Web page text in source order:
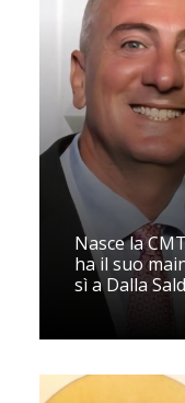
Nasce la
ha il suo
sì a Dalla